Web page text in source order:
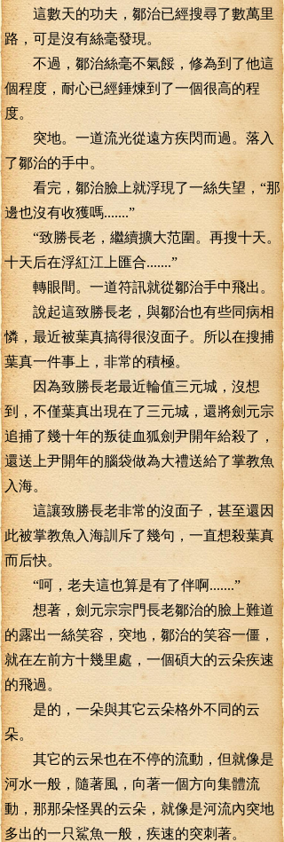
這數天的功夫，鄒治已經搜尋了數萬里
路，可是沒有絲毫發現。
不過，鄒治絲毫不氣餒，修為到了他這
個程度，耐心已經錘煉到了一個很高的程
度。
突地。一道流光從遠方疾閃而過。落入
了鄒治的手中。
看完，鄒治臉上就浮現了一絲失望，“那
邊也沒有收獲嗎.......”
“致勝長老，繼續擴大范圍。再搜十天。
十天后在浮紅江上匯合.......”
轉眼間。一道符訊就從鄒治手中飛出。
說起這致勝長老，與鄒治也有些同病相
憐，最近被葉真搞得很沒面子。所以在搜捕
葉真一件事上，非常的積極。
因為致勝長老最近輪值三元城，沒想
到，不僅葉真出現在了三元城，還將劍元宗
追捕了幾十年的叛徒血狐劍尹開年給殺了，
還送上尹開年的腦袋做為大禮送給了掌教魚
入海。
這讓致勝長老非常的沒面子，甚至還因
此被掌教魚入海訓斥了幾句，一直想殺葉真
而后快。
“呵，老夫這也算是有了伴啊.......”
想著，劍元宗宗門長老鄒治的臉上難道
的露出一絲笑容，突地，鄒治的笑容一僵，
就在左前方十幾里處，一個碩大的云朵疾速
的飛過。
是的，一朵與其它云朵格外不同的云
朵。
其它的云呆也在不停的流動，但就像是
河水一般，隨著風，向著一個方向集體流
動，那那朵怪異的云朵，就像是河流內突地
多出的一只鯊魚一般，疾速的突刺著。